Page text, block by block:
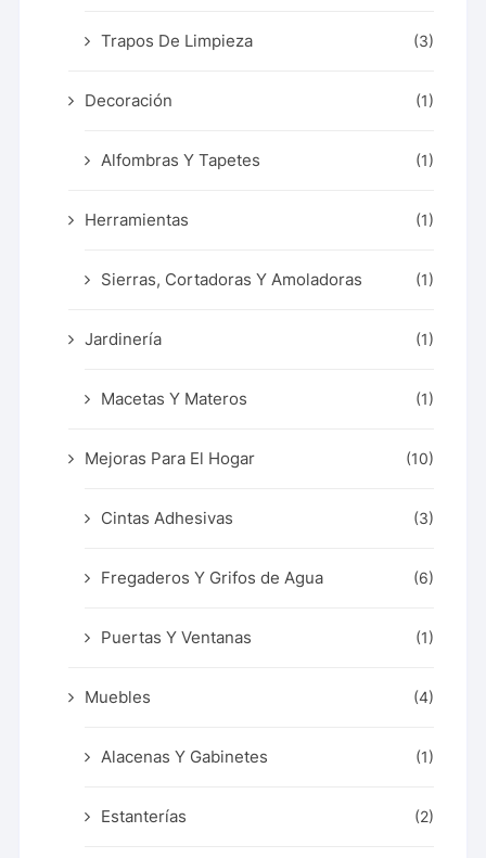
Trapos De Limpieza (3)
Decoración (1)
Alfombras Y Tapetes (1)
Herramientas (1)
Sierras, Cortadoras Y Amoladoras (1)
Jardinería (1)
Macetas Y Materos (1)
Mejoras Para El Hogar (10)
Cintas Adhesivas (3)
Fregaderos Y Grifos de Agua (6)
Puertas Y Ventanas (1)
Muebles (4)
Alacenas Y Gabinetes (1)
Estanterías (2)